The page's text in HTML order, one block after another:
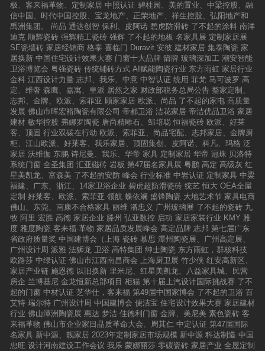
极、客来福革物、定制家居 中照认证 碧桂园、美的置业、中梁控股、融
信中国、时代中国控股、宝龙地产、正荣地产、祥生控股、弘阳地产和
禹洲集团。
尚品 通达创智 保利、皮阿诺 碧虎防滑砖 了不起的涂料 南洋
迪克 顺辉瓷砖 强辉精工瓷砖 强辉 了不起的地板 名家具展 定制家居展
SE瓷墙砖 家居经销商 格泰 喜临门 Duravit 安彼 建材家居 集泰陶瓷 家
居换新 中国住宅设计效果大赛 门窗十大品牌 箭牌 玻璃深加工 潮安智能
卫浴博览会 粤强瓷砖 传统铺砖方式 AI赋能陶瓷行业 东方雨虹 家居行业
金科 江西设计力量 志邦、我乐、中意 中智认证 统用 菲梵 马可波罗 高
定、维奢 森鹰、嘉寓、皇派 居然之家 财政部税务总局公告 整家定制、
志邦、金牌、欧派、索菲亚 顾家家居 欧派、尚品 了不起的家电 高质量
发展 佛山市晖宏裕陶瓷有限公司 帝都卫浴 洁花家居 帝洁优品卫浴 家居
建材 敏华控股 弗娜罗陶瓷 唐尚精雕石、邹培聪 恒福瓷砖 欧派、好莱
客、顶固 行业双碳在行动 欧派、索菲亚、尚品宅配、志邦家居、金牌厨
柜、江山欧派、好莱客、我乐家居、顶固集创、皮阿诺、科凡、玛格 泛
家居 沃维伽 东鹏 诗尼曼、我乐、华帝 家具 定制家居 华帝 冠珠 贝洛特
系统门窗 全圣集团 汇亚磁砖 岩板 第47届名家具展 粤鹏 高定 高级灰 红
星美凯龙、富森美 了不起的安防 峰会 行业标准 中岩认证 定制家具 中梁
福建、广东、浙江、14家卫浴企业 碧虎超防滑瓷砖 统艺 恒大 OEA全屋
定制 好莱客、欧派、索菲亚 领航 蝶依斓 盛锋陶瓷 大地艺术节 家具电商
佛山、东莞、南康不合格家具 丽维 潘忠义 广州玻璃展 了不起的瓷砖 九
牧 阿里 宏胜 高德 家居企业 滕州 弘亚数控 启功 家居家装行业 KMY 雅
度 雅度陶瓷 客来福·革物 家居品质发展峰会 高定品牌 志邦 第七届广东
省政府质量奖 中国建博会（上海 瓷砖 慕思 潭州陶瓷展、广州高定展、
广州设计周 派雅 法狮龙 卫浴 高特集团 绅士陶瓷 东方雨虹，群核科技
欧路莎 中绿认证 佛山市江西南昌商会 上海厨卫展 竹少侠 红安高新区、
家居产业链 施恩德 以旧换新 里米尼、红星美凯龙、八益家具城、民营
房企 兰博基尼 金龙恒新总部项目 柜猫 第十届上汽设计国际挑战赛 了不
起的门窗 中材认证 芝华仕，客来福 第49届中国家博会 了不起的卫浴 百
艾特 瑞尔特 广州设计周 中国建博会 便洁宝 住宅设计效果大赛 家居建材
行业 佛山潭洲陶瓷展 惠达 梦洁 佳德利门窗 金牌、美尼美 素色瓷砖 客
来福革物 佛山市企业家日品质革命大会、周其仁 中定认证 第47届国际
名家具 新中源、靓家居 2023年定制家居市场规模 新中源 科达制造 中国
忠旺 设计河南建设工作会议 我乐 蒙娜丽莎 零碳瓷砖 家居产业 全屋定制